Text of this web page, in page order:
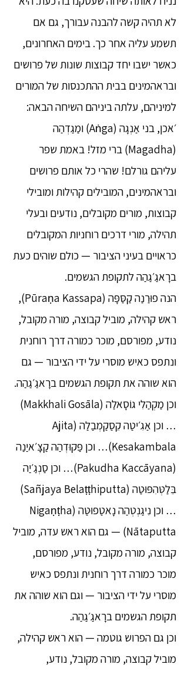
לא תהיה קשה להבנה עבורך, גם אם
תשמע עליה אחר כך. בימים האחרונים,
כאשר ישבו יחד קבוצות שונות של פרושים
ובראהמינים בבית ההתכנסות של המורים
למיניהם, עלתה ביניהם השיחה הבאה:
׳אכן, בני אַנְגָה (Aṅga) ומַגַדְהַה
(Magadha) ברי מזל! באמת שפר
עליהם גורלם! שהרי כל אותם פרושים
ובראהמינים, המובילים קהילות ומובילי
קבוצות, מורים מקובלים, נודעים ובעלי
תהילה, מורי דרכים רוחניות המקובלים
כראויים בעיני הציבור — כולם שוהים כעת
ברָאגַ׳גַהַה לתקופת הגשמים.
הנה פוּרַנַה קַסַּפָּה (Pūraṇa Kassapa),
ראש קהילה, מוביל קבוצה, מורה מקובל,
נודע, מפורסם, מוכר כמורה דרך רוחנית
ונתפס כאיש מוסרי על ידי הציבור — גם
הוא שוהה את תקופת הגשמים ברָאגַ׳גַהַה.
וכן מַקְהַלִי גוֹסָאלַה (Makkhali Gosāla)
… וכן אַגִ׳יטַה קֵסַקַמְבַלַה (Ajita
Kesakambala)… וכן פַּקוּדְהַה קַצָּ׳איַנַה
(Pakudha Kaccāyana)… וכן סַנְגַ׳יַה
בֵּלַטְּהִפּוּטַה (Sañjaya Belaṭṭhiputta)
… וכן נִיגַנְטְהַה נָאטַפוּטַּה (Nigaṇṭha
Nātaputta) — גם הוא ראש עדה, מוביל
קבוצה, מורה מקובל, נודע, מפורסם,
מוכר כמורה דרך רוחנית ונתפס כאיש
מוסרי על ידי הציבור — וגם הוא שוהה את
תקופת הגשמים ברָאגַ׳גַהַה.
וכן גם הפרוש גוטמה — הוא ראש קהילה,
מוביל קבוצה, מורה מקובל, נודע,